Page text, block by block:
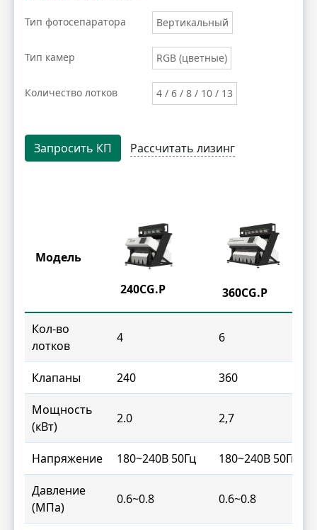
Тип фотосепаратора Вертикальный
Тип камер RGB (цветные)
Количество лотков 4 / 6 / 8 / 10 / 13
Запросить КП Рассчитать лизинг
Модель
240CG.P 360CG.P
Кол-во
лотков
4 6
Клапаны 240 360
Мощность
(кВт)
2.0 2,7
Напряжение 180~240В 50Гц 180~240В 50Гц
Давление
(МПа)
0.6~0.8 0.6~0.8